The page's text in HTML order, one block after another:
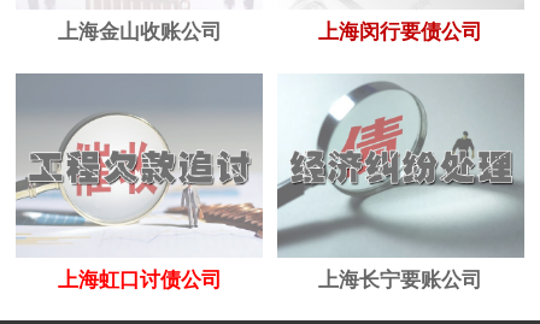
上海金山收账公司 上海闵行要债公司
上海虹口讨债公司 上海长宁要账公司